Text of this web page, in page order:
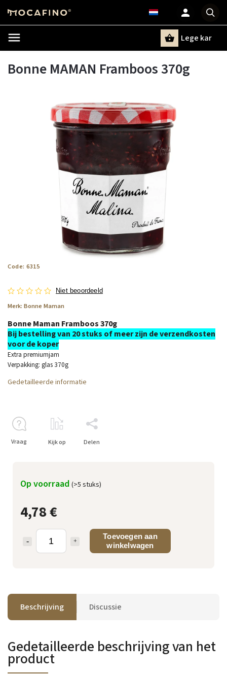
Lege kar
Bonne MAMAN Framboos 370g
Code: 6315
Niet beoordeeld
Merk: Bonne Maman
4,78 €
Toevoegen aan
winkelwagen
Op voorraad (>5 stuks)
Bonne Maman Framboos 370g
Bij bestelling van 20 stuks of meer zijn de verzendkosten
voor de koper
Extra premiumjam
Verpakking: glas 370g
Gedetailleerde informatie
Vraag Kijk op Delen
Beschrijving Discussie
Gedetailleerde beschrijving van het
product